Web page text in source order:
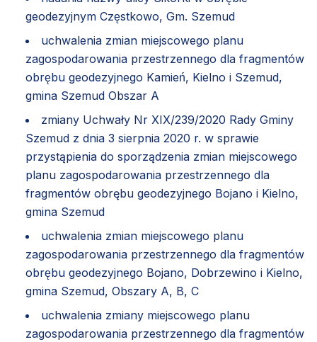
geodezyjnym Częstkowo, Gm. Szemud
uchwalenia zmian miejscowego planu
zagospodarowania przestrzennego dla fragmentów
obrębu geodezyjnego Kamień, Kielno i Szemud,
gmina Szemud Obszar A
zmiany Uchwały Nr XIX/239/2020 Rady Gminy
Szemud z dnia 3 sierpnia 2020 r. w sprawie
przystąpienia do sporządzenia zmian miejscowego
planu zagospodarowania przestrzennego dla
fragmentów obrębu geodezyjnego Bojano i Kielno,
gmina Szemud
uchwalenia zmian miejscowego planu
zagospodarowania przestrzennego dla fragmentów
obrębu geodezyjnego Bojano, Dobrzewino i Kielno,
gmina Szemud, Obszary A, B, C
uchwalenia zmiany miejscowego planu
zagospodarowania przestrzennego dla fragmentów